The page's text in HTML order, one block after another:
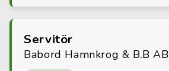
Servitör
Babord Hamnkrog & B.B AB